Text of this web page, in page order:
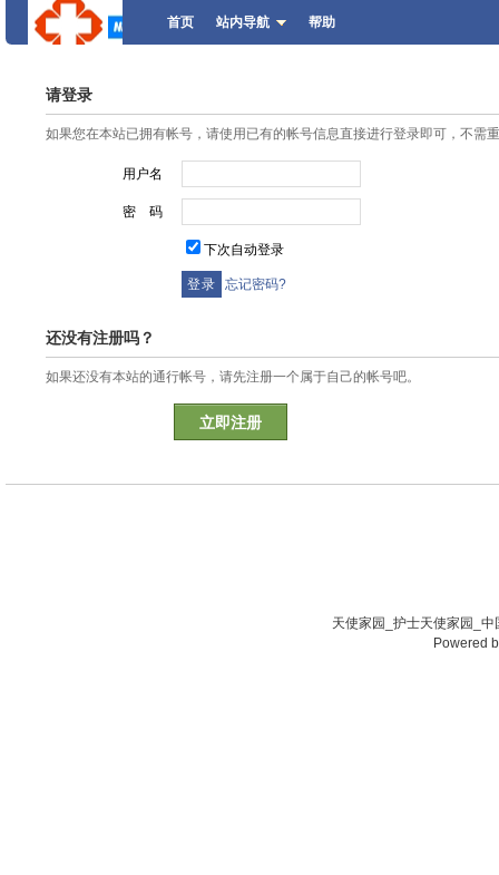
首页 站内导航 帮助
请登录
如果您在本站已拥有帐号，请使用已有的帐号信息直接进行登录即可，不需
用户名
密 码
下次自动登录
忘记密码?
还没有注册吗？
如果还没有本站的通行帐号，请先注册一个属于自己的帐号吧。
立即注册
天使家园_护士天使家园_
Powered